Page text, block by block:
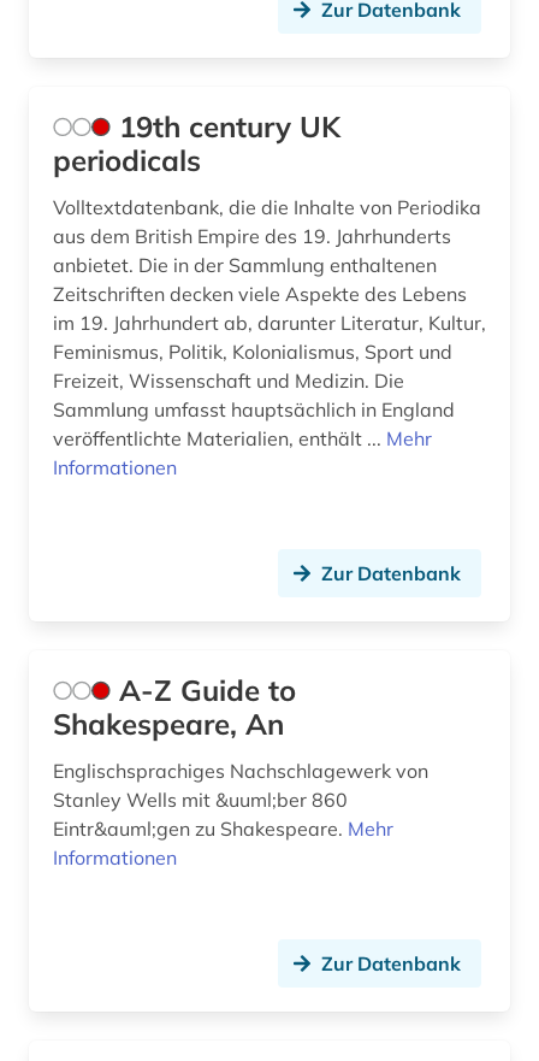
christentum (1)
christopher marlowe (1)
cloudbasiert (1)
comic (5)
commonwealth (8)
congress (3)
corpus (1)
deutsch (29)
deutsche philologie (1)
dialekt (1)
dickens (1)
Zur Datenbank
19th century UK
periodicals
Volltextdatenbank, die die Inhalte von Periodika
aus dem British Empire des 19. Jahrhunderts
anbietet. Die in der Sammlung enthaltenen
Zeitschriften decken viele Aspekte des Lebens
im 19. Jahrhundert ab, darunter Literatur, Kultur,
Feminismus, Politik, Kolonialismus, Sport und
Freizeit, Wissenschaft und Medizin. Die
Sammlung umfasst hauptsächlich in England
veröffentlichte Materialien, enthält ... Mehr
Informationen
Zur Datenbank
A-Z Guide to
Shakespeare, An
Englischsprachiges Nachschlagewerk von
Stanley Wells mit &uuml;ber 860
Eintr&auml;gen zu Shakespeare. Mehr
Informationen
Zur Datenbank